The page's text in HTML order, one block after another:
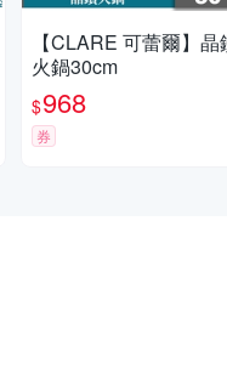
【CLARE 可蕾爾】晶
火鍋30cm
$968
券